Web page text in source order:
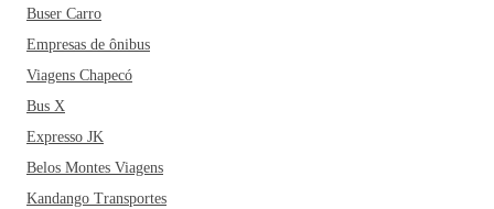
Buser Carro
Empresas de ônibus
Viagens Chapecó
Bus X
Expresso JK
Belos Montes Viagens
Kandango Transportes